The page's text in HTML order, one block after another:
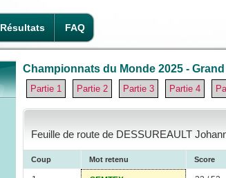
Résultats FAQ
Championnats du Monde 2025 -
Partie 1 Partie 2 Partie 3 Partie 4
Feuille de route de DESSUREAULT
Coup Mot retenu Score